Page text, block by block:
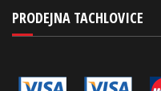
PRODEJNA TACHLOVICE